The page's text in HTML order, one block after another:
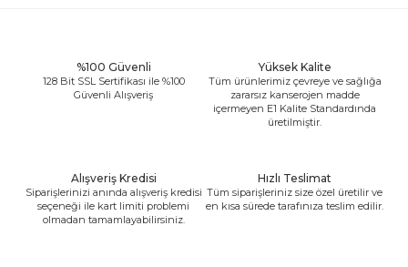
%100 Güvenli
128 Bit SSL Sertifikası ile %100
Güvenli Alışveriş
Yüksek Kalite
Tüm ürünlerimiz çevreye ve sağlığa
zararsız kanserojen madde
içermeyen E1 Kalite Standardında
üretilmiştir.
Alışveriş Kredisi
Siparişlerinizi anında alışveriş kredisi
seçeneği ile kart limiti problemi
olmadan tamamlayabilirsiniz.
Hızlı Teslimat
Tüm siparişleriniz size özel üretilir ve
en kısa sürede tarafınıza teslim edilir.